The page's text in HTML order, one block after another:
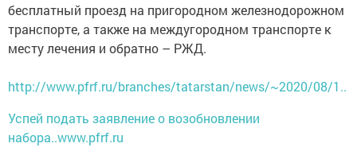
бесплатный проезд на пригородном железнодорожном
транспорте, а также на междугородном транспорте к
месту лечения и обратно – РЖД.
http://www.pfrf.ru/branches/tatarstan/news/~2020/08/1..
Успей подать заявление о возобновлении
набора..www.pfrf.ru